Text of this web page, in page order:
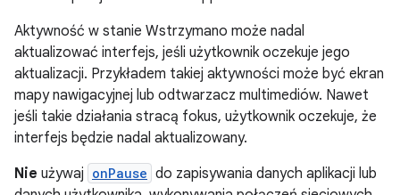
Aktywność w stanie Wstrzymano może nadal
aktualizować interfejs, jeśli użytkownik oczekuje jego
aktualizacji. Przykładem takiej aktywności może być ekran
mapy nawigacyjnej lub odtwarzacz multimediów. Nawet
jeśli takie działania stracą fokus, użytkownik oczekuje, że
interfejs będzie nadal aktualizowany.
Nie używaj onPause do zapisywania danych aplikacji lub